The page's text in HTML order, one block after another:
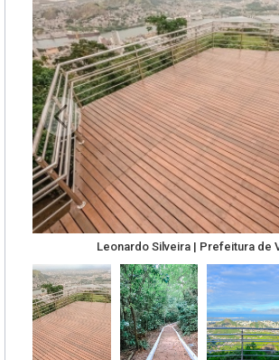
Leonardo Silveira | Prefeitura de